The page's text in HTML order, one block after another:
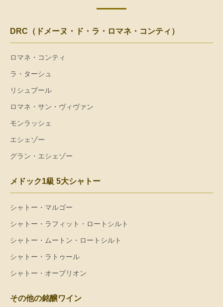
DRC（ドメーヌ・ド・ラ・ロマネ・コンティ）
ロマネ・コンティ
ラ・ターシュ
リシュブール
ロマネ・サン・ヴィヴァン
モンラッシェ
エシェゾー
グラン・エシェゾー
メドック1級 5大シャトー
シャトー・マルゴー
シャトー・ラフィット・ロートシルト
シャトー・ムートン・ロートシルト
シャトー・ラトゥール
シャトー・オーブリオン
その他の銘醸ワイン